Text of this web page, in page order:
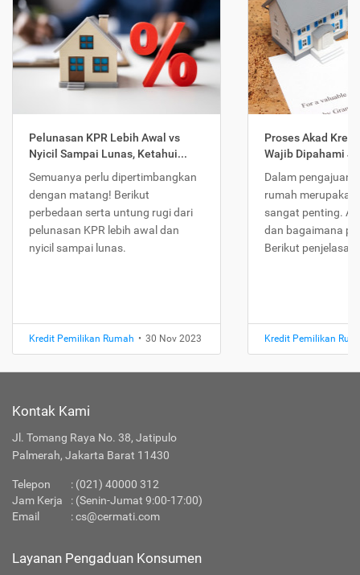
Pelunasan KPR Lebih Awal vs
Nyicil Sampai Lunas, Ketahui...
Semuanya perlu dipertimbangkan
dengan matang! Berikut
perbedaan serta untung rugi dari
pelunasan KPR lebih awal dan
nyicil sampai lunas.
Kredit Pemilikan Rumah • 30 Nov 2023
Proses Akad
Wajib Dipahami
Dalam pengajuan
rumah
sangat penting.
dan bagaimana
Berikut
Kredit Pemilikan
Kontak Kami
Jl. Tomang Raya No. 38, Jatipulo
Palmerah, Jakarta Barat 11430
Telepon : (021) 40000 312
Jam Kerja
: (Senin-Jumat 9:00-17:00)
Email
:cs@cermati.com
Layanan Pengaduan Konsumen